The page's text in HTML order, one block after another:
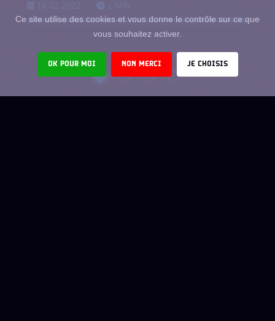
16.02.2022 MIN
Ce site utilise des cookies et vous donne le contrôle sur ce que
vous souhaitez activer.
OK POUR MOI NON MERCI JE CHOISIS